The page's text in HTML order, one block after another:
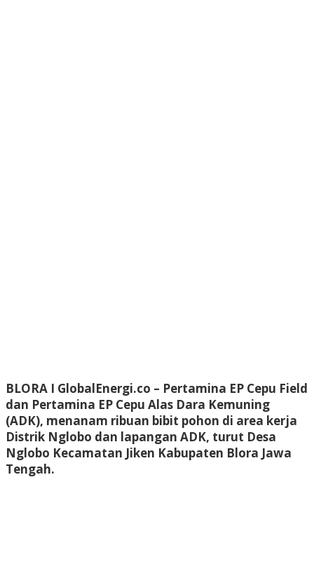
BLORA I GlobalEnergi.co – Pertamina EP Cepu Field
dan Pertamina EP Cepu Alas Dara Kemuning
(ADK), menanam ribuan bibit pohon di area kerja
Distrik Nglobo dan lapangan ADK, turut Desa
Nglobo Kecamatan Jiken Kabupaten Blora Jawa
Tengah.